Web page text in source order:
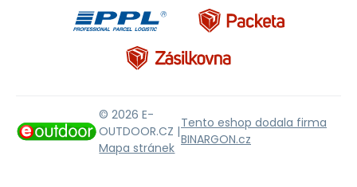
© 2026 E-
OUTDOOR.CZ |
Mapa stránek
Tento eshop dodala firma
BINARGON.cz